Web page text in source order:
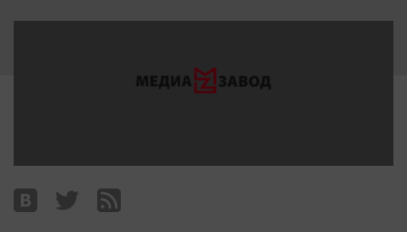
Архив
Наша победа